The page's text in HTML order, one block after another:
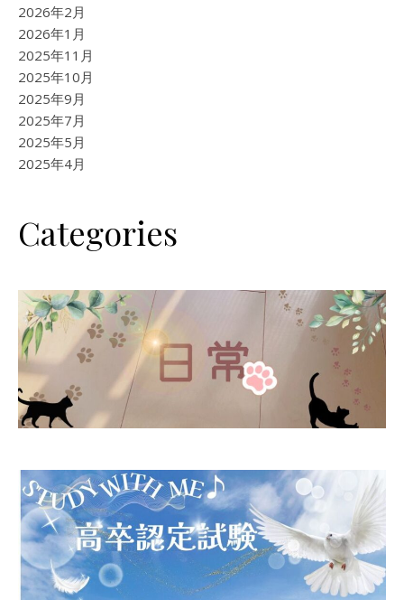
2026年2月
2026年1月
2025年11月
2025年10月
2025年9月
2025年7月
2025年5月
2025年4月
Categories